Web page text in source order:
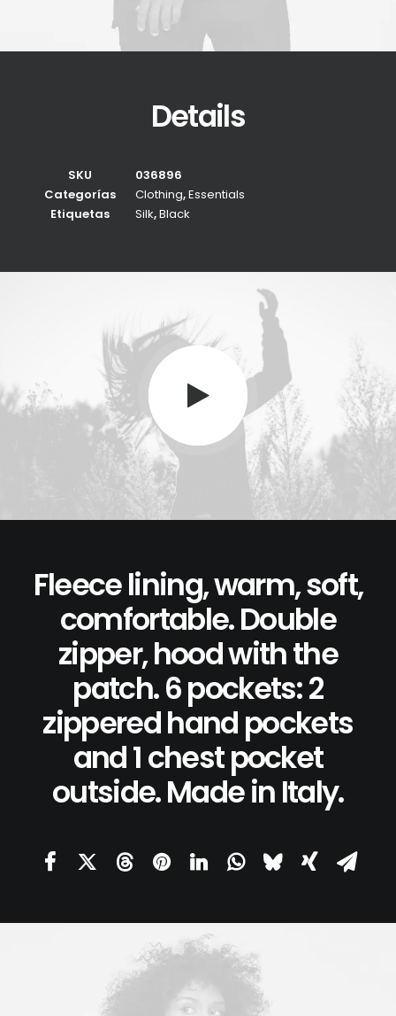
Details
SKU
036896
Categorías
Clothing,Essentials
Etiquetas
Silk,Black
Fleece lining, warm, soft,
comfortable. Double
zipper, hood with the
patch. 6 pockets: 2
zippered hand pockets
and 1 chest pocket
outside. Made in Italy.